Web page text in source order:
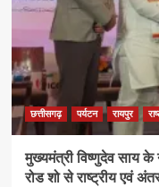
युवा,
विकसित
भारत
संकल्प
अभियान’
कार्यक्रम
संस्कृति
एवं
छत्तीसगढ़ पर्यटन रायपुर
मुख्यमंत्री विष्णुदेव साय के
रोड शो से राष्ट्रीय एवं